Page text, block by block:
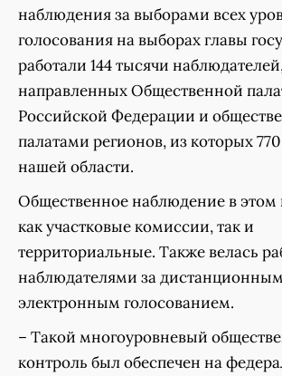
наблюдения за выборами всех
голосования на выборах главы
работали 144 тысячи
направленных Общественной
Российской Федерации и
палатами регионов, из которых
нашей области.
Общественное наблюдение в этом
как участковые комиссии, так и
территориальные. Также велась
наблюдателями за дистанционным
электронным голосованием.
– Такой многоуровневый
контроль был обеспечен на